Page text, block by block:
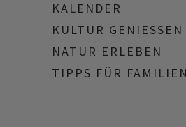
KALENDER
KULTUR GENIESSEN
NATUR ERLEBEN
TIPPS FÜR FAMILIEN